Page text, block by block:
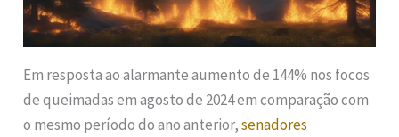
Em resposta ao alarmante aumento de 144% nos focos
de queimadas em agosto de 2024 em comparação com
o mesmo período do ano anterior,senadores